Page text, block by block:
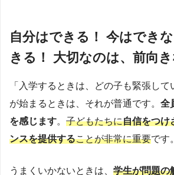
自分はできる！ 今はでき
きる！ 大切なのは、前向
「入学するときは、どの子も緊張し
が始まるときは、それが普通です。 全
を感じます。 子どもたちに自信をつけ
ンスを提供することが非常に重要です。
うまくいかないときは、 学生が問題の